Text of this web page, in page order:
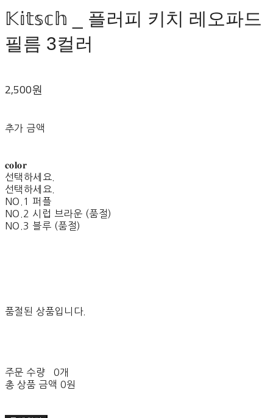
𝕂𝕚𝕥𝕤𝕔𝕙 _ 플러피 키치 레오파드
필름 3컬러
2,500원
추가 금액
𝐜𝐨𝐥𝐨𝐫
선택하세요.
선택하세요.
NO.1 퍼플
NO.2 시럽 브라운 (품절)
NO.3 블루 (품절)
품절된 상품입니다.
주문 수량
0개
총 상품 금액 0원